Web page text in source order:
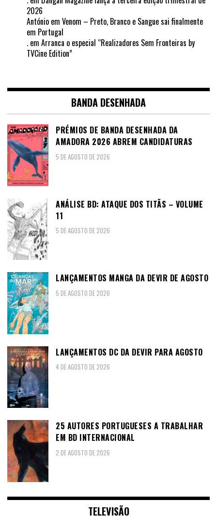
2026
António em Venom – Preto, Branco e Sangue sai finalmente
em Portugal
. em Arranca o especial “Realizadores Sem Fronteiras by
TVCine Edition”
BANDA DESENHADA
PRÉMIOS DE BANDA DESENHADA DA
AMADORA 2026 ABREM CANDIDATURAS
5 DE AGOSTO DE 2026
ANÁLISE BD: ATAQUE DOS TITÃS – VOLUME
11
5 DE AGOSTO DE 2026
LANÇAMENTOS MANGA DA DEVIR DE AGOSTO
5 DE AGOSTO DE 2026
LANÇAMENTOS DC DA DEVIR PARA AGOSTO
4 DE AGOSTO DE 2026
25 AUTORES PORTUGUESES A TRABALHAR
EM BD INTERNACIONAL
2 DE AGOSTO DE 2026
TELEVISÃO